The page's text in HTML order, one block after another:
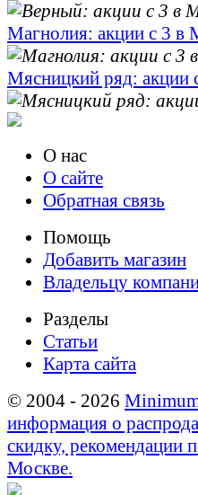
Магнолия: акции с 3 в
Мясницкий ряд: акции
О нас
О сайте
Обратная связь
Помощь
Добавить магазин
Владельцу
Разделы
Статьи
Карта сайта
© 2004 - 2026
информация о
скидку, рекомендации
Москве.